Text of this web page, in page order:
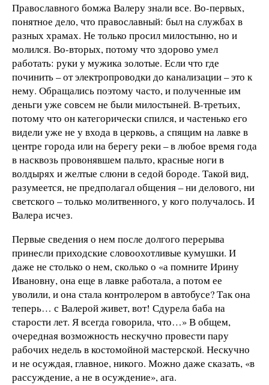
Православного бомжа Валеру знали все. Во-первых,
понятное дело, что православный: был на службах в
разных храмах. Не только просил милостыню, но и
молился. Во-вторых, потому что здорово умел
работать: руки у мужика золотые. Если что где
починить – от электропроводки до канализации – это к
нему. Обращались поэтому часто, и полученные им
деньги уже совсем не были милостыней. В-третьих,
потому что он категорически спился, и частенько его
видели уже не у входа в церковь, а спящим на лавке в
центре города или на берегу реки – в любое время года
в насквозь провонявшем пальто, красные ноги в
волдырях и желтые слюни в седой бороде. Такой вид,
разумеется, не предполагал общения – ни делового, ни
светского – только молитвенного, у кого получалось. И
Валера исчез.
Первые сведения о нем после долгого перерыва
принесли приходские словоохотливые кумушки. И
даже не столько о нем, сколько о «а помните Ирину
Ивановну, она еще в лавке работала, а потом ее
уволили, и она стала контролером в автобусе? Так она
теперь… с Валерой живет, вот! Сдурела баба на
старости лет. Я всегда говорила, что…» В общем,
очередная возможность нескучно провести пару
рабочих недель в костомойной мастерской. Нескучно
и не осуждая, главное, никого. Можно даже сказать, «в
рассуждение, а не в осуждение», ага.